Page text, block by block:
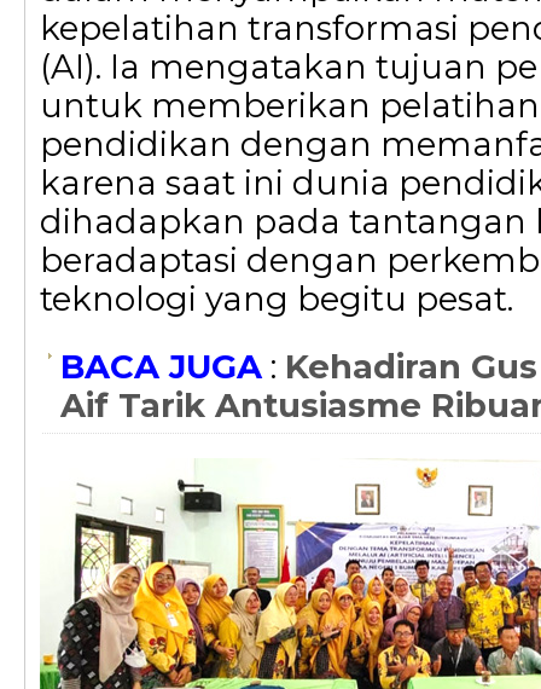
kepelatihan transformasi
(AI). Ia mengatakan tujuan
untuk memberikan
pendidikan dengan
karena saat ini dunia
dihadapkan pada tantangan
beradaptasi dengan
teknologi yang begitu pesat.
BACA JUGA: Kehadiran
Aif Tarik Antusiasme